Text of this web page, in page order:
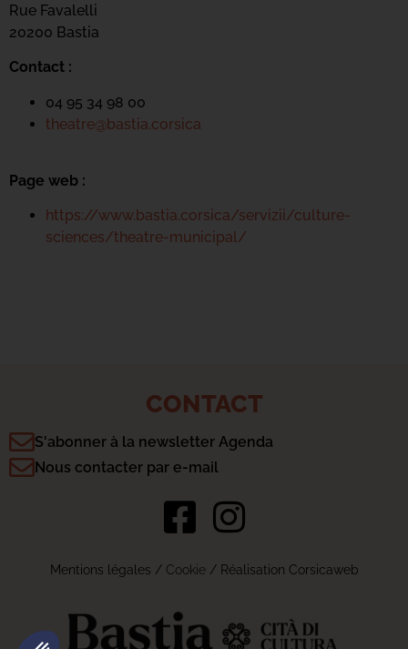
Rue Favalelli
20200 Bastia
Contact :
04 95 34 98 00
theatre@bastia.corsica
Page web :
https://www.bastia.corsica/servizii/culture-
sciences/theatre-municipal/
CONTACT
S'abonner à la newsletter Agenda
Nous contacter par e-mail
Mentions légales / Cookie/ Réalisation Corsicaweb